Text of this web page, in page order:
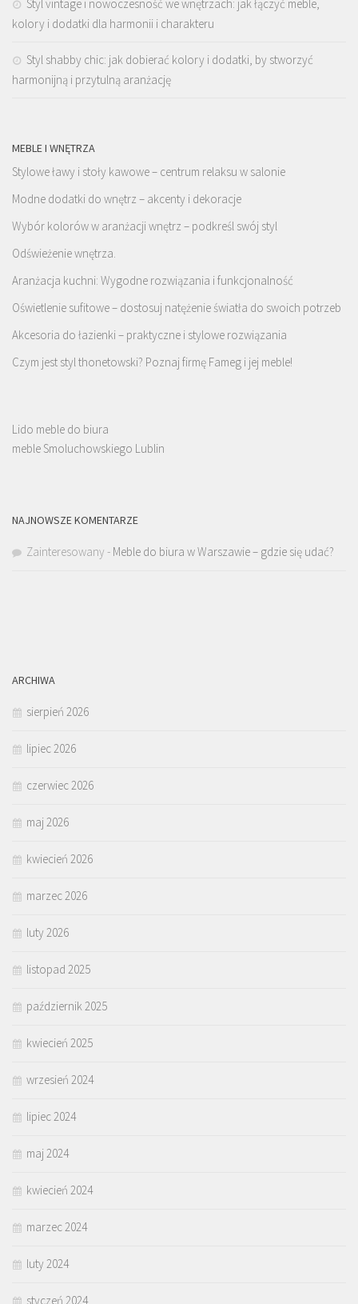
Styl vintage i nowoczesność we wnętrzach: jak łączyć meble,
kolory i dodatki dla harmonii i charakteru
Styl shabby chic: jak dobierać kolory i dodatki, by stworzyć
harmonijną i przytulną aranżację
MEBLE I WNĘTRZA
Stylowe ławy i stoły kawowe – centrum relaksu w salonie
Modne dodatki do wnętrz – akcenty i dekoracje
Wybór kolorów w aranżacji wnętrz – podkreśl swój styl
Odświeżenie wnętrza.
Aranżacja kuchni: Wygodne rozwiązania i funkcjonalność
Oświetlenie sufitowe – dostosuj natężenie światła do swoich potrzeb
Akcesoria do łazienki – praktyczne i stylowe rozwiązania
Czym jest styl thonetowski? Poznaj firmę Fameg i jej meble!
Lido meble do biura
meble Smoluchowskiego Lublin
NAJNOWSZE KOMENTARZE
Zainteresowany - Meble do biura w Warszawie – gdzie się udać?
ARCHIWA
sierpień 2026
lipiec 2026
czerwiec 2026
maj 2026
kwiecień 2026
marzec 2026
luty 2026
listopad 2025
październik 2025
kwiecień 2025
wrzesień 2024
lipiec 2024
maj 2024
kwiecień 2024
marzec 2024
luty 2024
styczeń 2024